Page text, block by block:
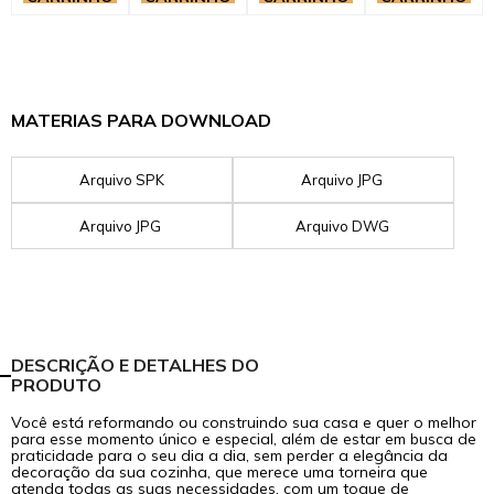
MATERIAS PARA DOWNLOAD
Arquivo SPK Arquivo JPG
Arquivo JPG Arquivo DWG
DESCRIÇÃO E DETALHES DO
PRODUTO
Você está reformando ou construindo sua casa e quer o melhor
para esse momento único e especial, além de estar em busca de
praticidade para o seu dia a dia, sem perder a elegância da
decoração da sua cozinha, que merece uma torneira que
atenda todas as suas necessidades, com um toque de